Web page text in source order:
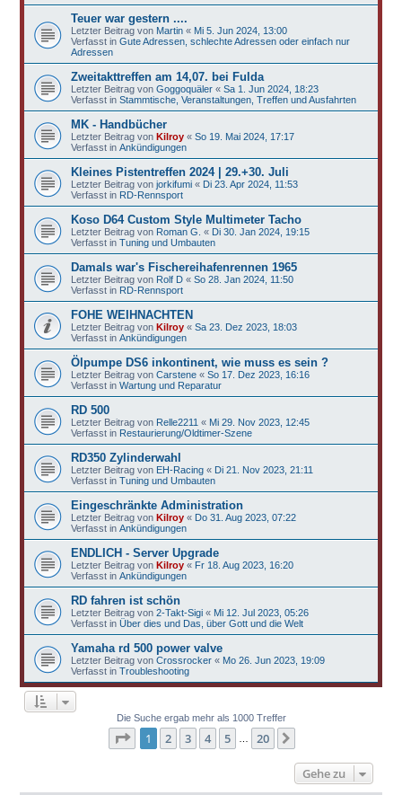
Teuer war gestern ....
Letzter Beitrag von Martin« Mi 5. Jun 2024, 13:00
Verfasst in Gute Adressen, schlechte Adressen oder einfach nur
Adressen
Zweitakttreffen am 14,07. bei Fulda
Letzter Beitrag von Goggoquäler« Sa 1. Jun 2024, 18:23
Verfasst in Stammtische, Veranstaltungen, Treffen und Ausfahrten
MK - Handbücher
Letzter Beitrag von Kilroy« So 19. Mai 2024, 17:17
Verfasst in Ankündigungen
Kleines Pistentreffen 2024 | 29.+30. Juli
Letzter Beitrag von jorkifumi« Di 23. Apr 2024, 11:53
Verfasst in RD-Rennsport
Koso D64 Custom Style Multimeter Tacho
Letzter Beitrag von Roman G. « Di 30. Jan 2024, 19:15
Verfasst in Tuning und Umbauten
Damals war's Fischereihafenrennen 1965
Letzter Beitrag von Rolf D« So 28. Jan 2024, 11:50
Verfasst in RD-Rennsport
FOHE WEIHNACHTEN
Letzter Beitrag von Kilroy« Sa 23. Dez 2023, 18:03
Verfasst in Ankündigungen
Ölpumpe DS6 inkontinent, wie muss es sein ?
Letzter Beitrag von Carstene« So 17. Dez 2023, 16:16
Verfasst in Wartung und Reparatur
RD 500
Letzter Beitrag von Relle2211 « Mi 29. Nov 2023, 12:45
Verfasst in Restaurierung/Oldtimer-Szene
RD350 Zylinderwahl
Letzter Beitrag von EH-Racing« Di 21. Nov 2023, 21:11
Verfasst in Tuning und Umbauten
Eingeschränkte Administration
Letzter Beitrag von Kilroy« Do 31. Aug 2023, 07:22
Verfasst in Ankündigungen
ENDLICH - Server Upgrade
Letzter Beitrag von Kilroy« Fr 18. Aug 2023, 16:20
Verfasst in Ankündigungen
RD fahren ist schön
Letzter Beitrag von 2-Takt-Sigi« Mi 12. Jul 2023, 05:26
Verfasst in Über dies und Das, über Gott und die Welt
Yamaha rd 500 power valve
Letzter Beitrag von Crossrocker« Mo 26. Jun 2023, 19:09
Verfasst in Troubleshooting
Die Suche ergab mehr als 1000 Treffer
Seite 1von 20
1 2 3 4 5 20
Gehe zu